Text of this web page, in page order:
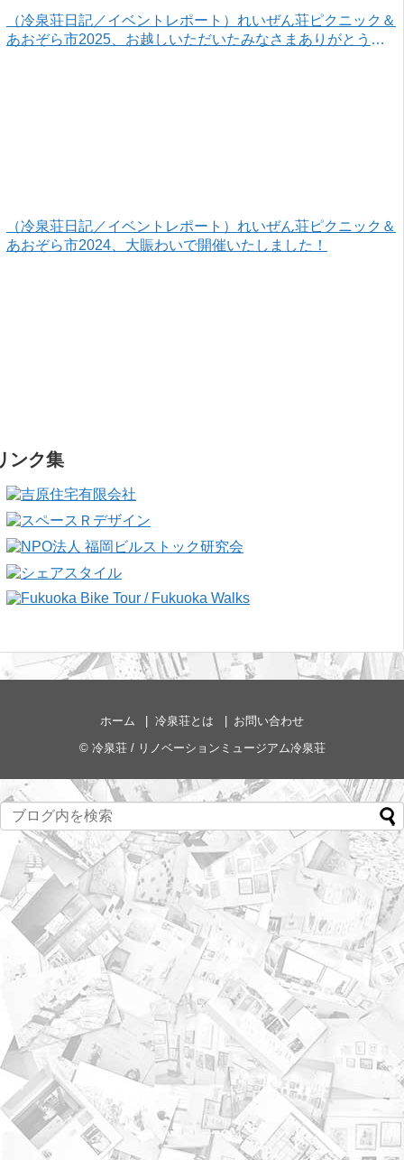
（冷泉荘日記／イベントレポート）れいぜん荘ピクニック＆
あおぞら市2025、お越しいただいたみなさまありがとうご
（冷泉荘日記／イベントレポート）れいぜん荘ピクニック＆
あおぞら市2024、大賑わいで開催いたしました！
ンク集
ホーム 冷泉荘とは
お問い合わせ
© 冷泉荘 / リノベーションミュージアム冷泉荘